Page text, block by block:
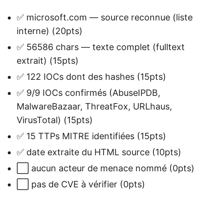
✅ microsoft.com — source reconnue (liste
interne) (20pts)
✅ 56586 chars — texte complet (fulltext
extrait) (15pts)
✅ 122 IOCs dont des hashes (15pts)
✅ 9/9 IOCs confirmés (AbuseIPDB,
MalwareBazaar, ThreatFox, URLhaus,
VirusTotal) (15pts)
✅ 15 TTPs MITRE identifiées (15pts)
✅ date extraite du HTML source (10pts)
⬜ aucun acteur de menace nommé (0pts)
⬜ pas de CVE à vérifier (0pts)